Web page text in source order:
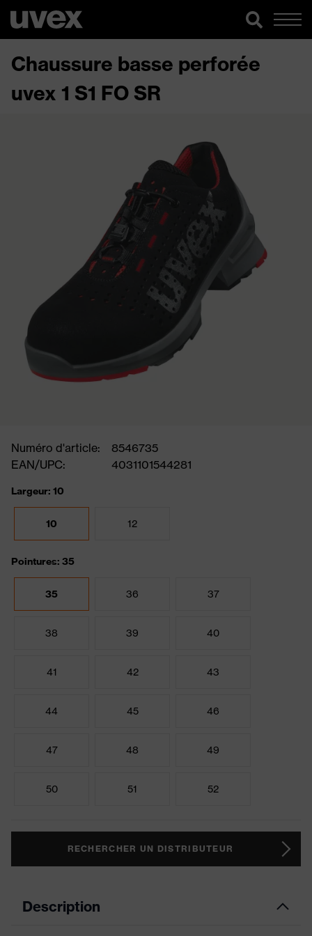
Chaussure basse perforée
uvex 1 S1 FO SR
Numéro d'article:
8546735
EAN/UPC:
4031101544281
Largeur: 10
10 12
Pointures: 35
35 36 37
38 39 40
41 42 43
44 45 46
47 48 49
50 51 52
RECHERCHER UN DISTRIBUTEUR
Description